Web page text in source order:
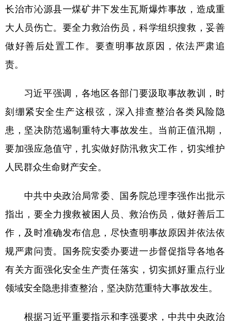
地方频道
北京 天津 河北 山西
辽宁 吉林 上海 江苏
山东 河南 湖北 湖南
广东 广西 海南 重庆
四川 贵州 云南 西藏
多语种频道
Русский язык 日本語 한국어
Deutsch Português
长治市沁源县一煤矿井下发生瓦斯爆炸事故，造成重
大人员伤亡。要全力救治伤员，科学组织搜救，妥善
做好善后处置工作。要查明事故原因，依法严肃追
责。
习近平强调，各地区各部门要汲取事故教训，时
刻绷紧安全生产这根弦，深入排查整治各类风险隐
患，坚决防范遏制重特大事故发生。当前正值汛期，
要加强应急值守，扎实做好防汛救灾工作，切实维护
人民群众生命财产安全。
中共中央政治局常委、国务院总理李强作出批示
指出，要全力搜救被困人员、救治伤员，做好善后工
作，及时准确发布信息，尽快查明事故原因并依法依
规严肃问责。国务院安委办要进一步督促指导各地各
有关方面强化安全生产责任落实，切实抓好重点行业
领域安全隐患排查整治，坚决防范重特大事故发生。
根据习近平重要指示和李强要求，中共中央政治